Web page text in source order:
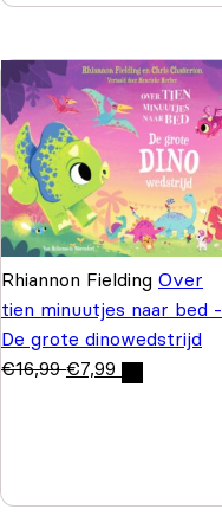
Rhiannon Fielding Over
tien minuutjes naar bed -
De grote dinowedstrijd
€16,99 €7,99